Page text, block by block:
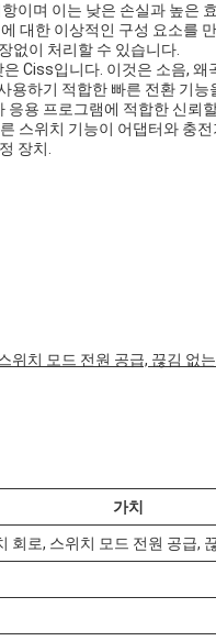
이며 이는 낮은 손실과 높은
대한 이상적인 구성 요소를
없이 처리할 수 있습니다.
Ciss입니다. 이것은 소음,
용하기 적합한 빠른 전환 기능
용 프로그램에 적합한 신뢰
스위치 기능이 어댑터와 충
장치.
치 모드 전원 공급, 끊김 없
가치
회로, 스위치 모드 전원 공급,